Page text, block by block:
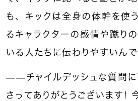
も、キックは全身の体幹を使
るキャラクターの感情や蹴り
いる人たちに伝わりやすいんで
――チャイルデッシュな質問に
さってありがとうございます！